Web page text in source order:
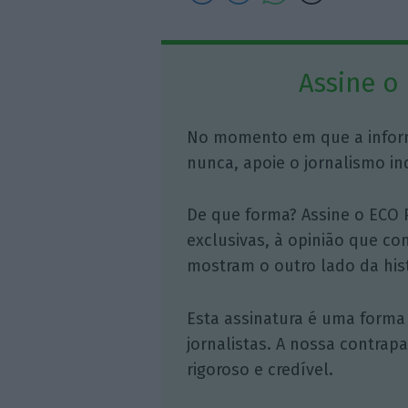
Assine o
No momento em que a
nunca, apoie o jornalismo
De que forma? Assine o
exclusivas, à opinião que
mostram o outro lado da
Esta assinatura é uma
jornalistas. A nossa
rigoroso e credível.